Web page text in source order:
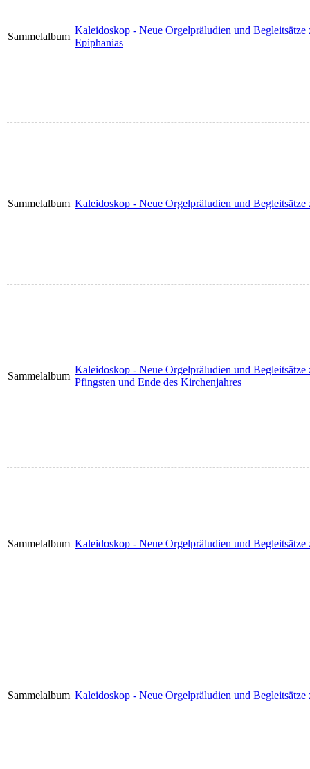
Sammelalbum
Kaleidoskop - Neue Orgelpräludien und
Epiphanias
Sammelalbum Kaleidoskop - Neue Orgelpräludien und
Sammelalbum
Kaleidoskop - Neue Orgelpräludien und
Pfingsten und Ende des Kirchenjahres
Sammelalbum Kaleidoskop - Neue Orgelpräludien und
Sammelalbum Kaleidoskop - Neue Orgelpräludien und